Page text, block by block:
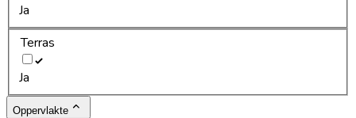
Ja
Terras
Ja
Oppervlakte